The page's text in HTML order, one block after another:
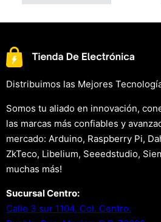
Distribuimos las Mejores
Somos tu aliado en innovación,
las marcas más confiables y
mercado: Arduino, Raspberry Pi,
ZkTeco, Libelium, Seeedstudio,
muchas más!
Sucursal Centro:
Calle 3 sur 1104, Col. Centro.